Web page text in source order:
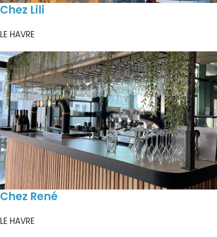
Chez Lili
LE HAVRE
Chez René
LE HAVRE